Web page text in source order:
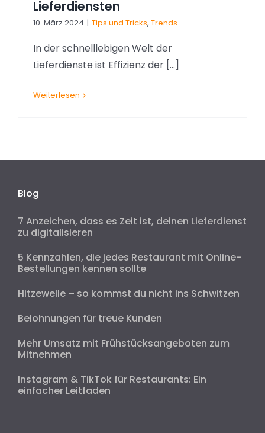
Lieferdiensten
10. März 2024 | Tips und Tricks, Trends
In der schnelllebigen Welt der
Lieferdienste ist Effizienz der [...]
Weiterlesen
Blog
7 Anzeichen, dass es Zeit ist, deinen Lieferdienst
zu digitalisieren
5 Kennzahlen, die jedes Restaurant mit Online-
Bestellungen kennen sollte
Hitzewelle – so kommst du nicht ins Schwitzen
Belohnungen für treue Kunden
Mehr Umsatz mit Frühstücksangeboten zum
Mitnehmen
Instagram & TikTok für Restaurants: Ein
einfacher Leitfaden